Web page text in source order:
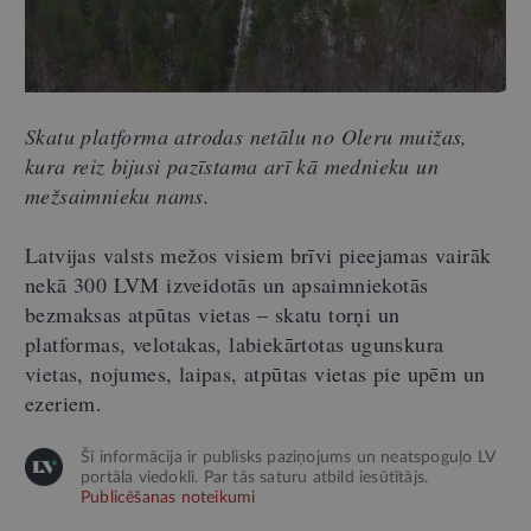
Skatu platforma atrodas netālu no Oleru muižas,
kura reiz bijusi pazīstama arī kā mednieku un
mežsaimnieku nams.
Latvijas valsts mežos visiem brīvi pieejamas vairāk
nekā 300 LVM izveidotās un apsaimniekotās
bezmaksas atpūtas vietas – skatu torņi un
platformas, velotakas, labiekārtotas ugunskura
vietas, nojumes, laipas, atpūtas vietas pie upēm un
ezeriem.
Šī informācija ir publisks paziņojums un neatspoguļo LV
portāla viedokli. Par tās saturu atbild iesūtītājs.
Publicēšanas noteikumi